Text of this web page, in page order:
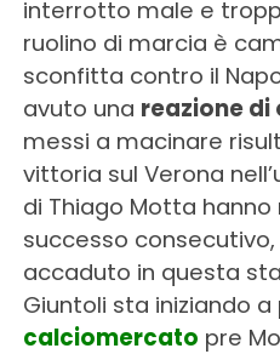
interrotto male e
ruolino di marcia è
sconfitta contro il
avuto una reazione di
messi a macinare
vittoria sul Verona
di Thiago Motta
successo
accaduto in questa
Giuntoli sta iniziando a
calciomercato pre